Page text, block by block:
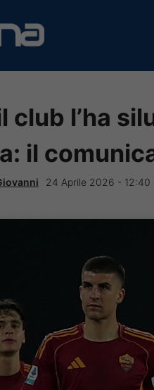
club l’ha
il
24 Aprile 2026 - 12:40